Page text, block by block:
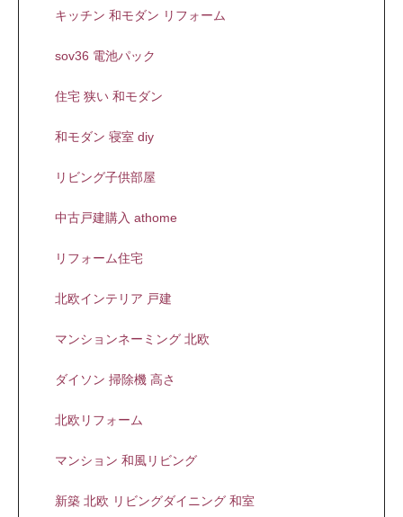
キッチン 和モダン リフォーム
sov36 電池パック
住宅 狭い 和モダン
和モダン 寝室 diy
リビング子供部屋
中古戸建購入 athome
リフォーム住宅
北欧インテリア 戸建
マンションネーミング 北欧
ダイソン 掃除機 高さ
北欧リフォーム
マンション 和風リビング
新築 北欧 リビングダイニング 和室